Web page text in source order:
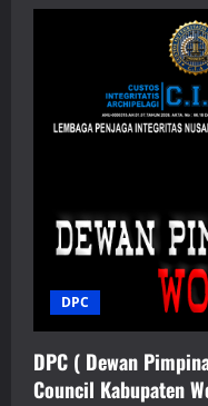
Dewan
Pimpinan
Cabang
)/Branch
Council
Kota
DPC
DPC ( Dewan
Council Kabupaten